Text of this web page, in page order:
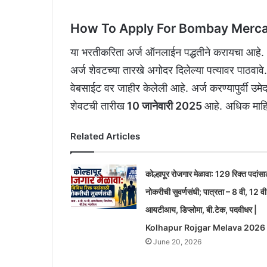
How To Apply For Bombay
या भरतीकरिता अर्ज ऑनलाईन पद्धतीने करायचा
अर्ज शेवटच्या तारखे अगोदर दिलेल्या पत्यावर
वेबसाईट वर जाहीर केलेली आहे. अर्ज करण्यापुर्वी
शेवटची तारीख10 जानेवारी 2025आहे. अधिक
Related Articles
कोल्हापूर रोजगार मेळावा: 129 रिक्त
नोकरीची सुवर्णसंधी; पात्रता – 8 वी, 12
आयटीआय, डिप्लोमा, बी.टेक, पदवीधर |
Kolhapur Rojgar Melava 2026
June 20, 2026